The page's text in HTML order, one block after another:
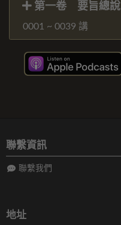
第一卷 要旨總說
0001 ~ 0039 講
聯繫資訊
聯繫我們
地址